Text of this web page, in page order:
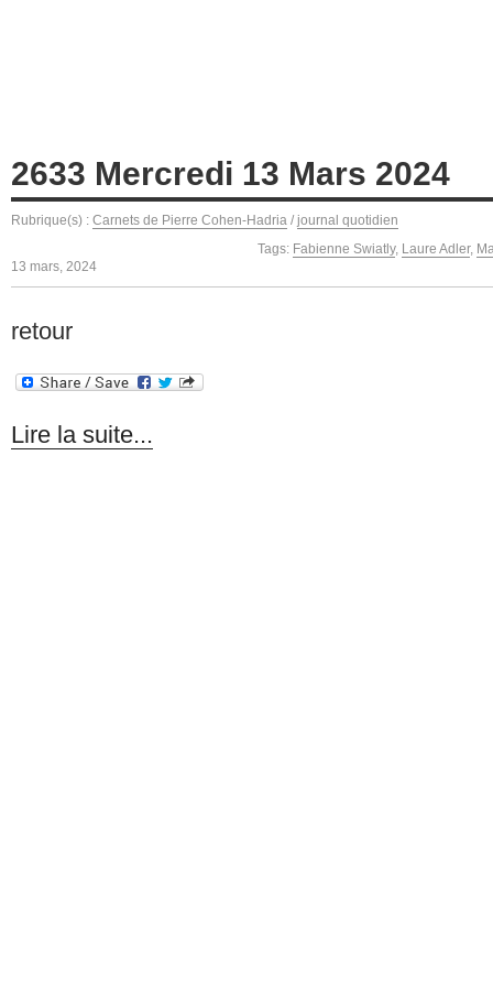
2633 Mercredi 13 Mars 2024
Rubrique(s) : Carnets de Pierre Cohen-Hadria / journal quotidien
Tags: Fabienne Swiatly, Laure Adler,
13 mars, 2024
retour
Lire la suite...